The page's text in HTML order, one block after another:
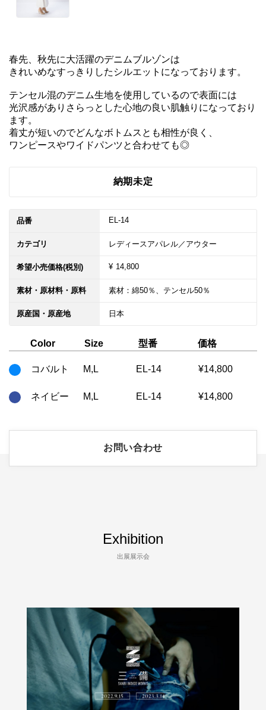
春先、秋先に大活躍のデニムブルゾンは
きれいめなすっきりしたシルエットになっております。
テンセル混のデニム生地を使用しているので表面には
光沢感がありさらっとした心地の良い肌触りになっており
ます。
着丈が短いのでどんなボトムスとも相性が良く、
ワンピースやワイドパンツと合わせても◎
納期未定
品番 EL-14
カテゴリ レディースアパレル／アウター
希望小売価格(税別) ¥ 14,800
素材・原材料・原料 素材：綿50％、テンセル50％
原産国・原産地 日本
Color Size 型番 価格
コバルト M,L EL-14 ¥14,800
ネイビー M,L EL-14 ¥14,800
お問い合わせ
Exhibition
出展展示会